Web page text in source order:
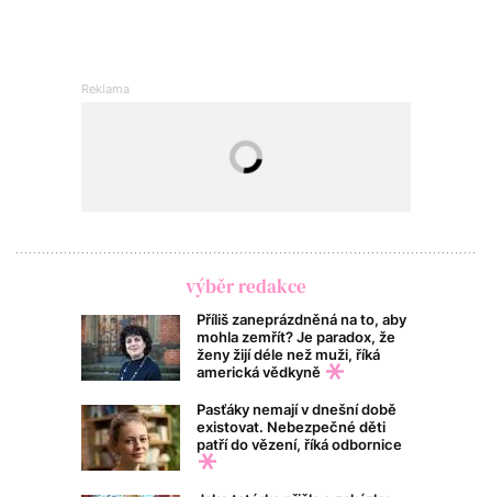
výběr redakce
Příliš zaneprázdněná na to, aby
mohla zemřít? Je paradox, že
ženy žijí déle než muži, říká
americká vědkyně
Pasťáky nemají v dnešní době
existovat. Nebezpečné děti
patří do vězení, říká odbornice